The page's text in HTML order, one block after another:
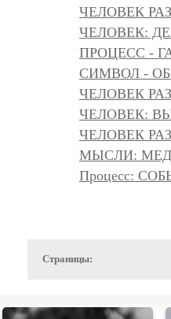
ЧЕЛОВЕК
ЧЕЛОВЕК:
ПРОЦЕСС -
СИМВОЛ -
ЧЕЛОВЕК
ЧЕЛОВЕК:
ЧЕЛОВЕК
МЫСЛИ:
Процесс:
Страницы: